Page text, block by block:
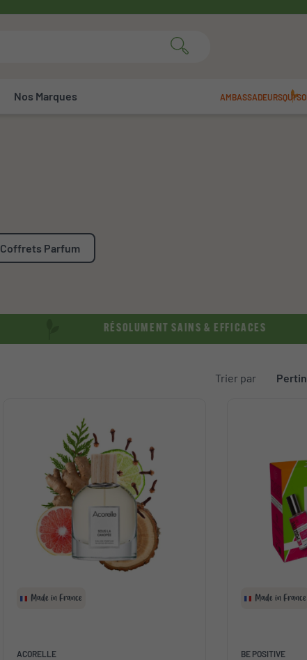
Nos Marques AMBASSADEURSQUI
Coffrets Parfum
RÉSOLUMENT SAINS & EFFICACES
Trier par
Made in France
ACORELLE
Made in France
BE POSITIVE